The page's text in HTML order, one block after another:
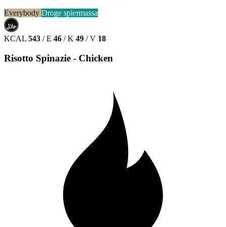
Everybody Droge spiermassa
حلال
HALAL
KCAL 543 / E 46 / K 49 / V 18
Risotto Spinazie - Chicken